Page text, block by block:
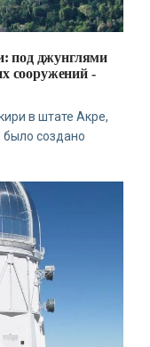
под джунглями
сооружений -
в штате Акре,
создано